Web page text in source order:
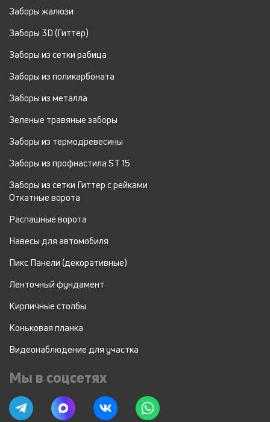
Заборы жалюзи
Заборы 3D (Гиттер)
Заборы из сетки рабица
Заборы из поликарбоната
Заборы из металла
Зеленые травяные заборы
Заборы из термодревесины
Заборы из профнастила ST 15
Заборы из сетки Гиттер с рейками
Откатные ворота
Распашные ворота
Навесы для автомобиля
Пикс Панели (декоративные)
Ленточный фундамент
Кирпичные столбы
Коньковая планка
Видеонаблюдение для участка
Мы в соцсетях